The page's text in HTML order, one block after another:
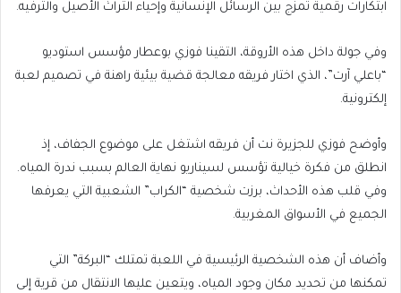
ابتكارات رقمية تمزج بين الرسائل الإنسانية وإحياء التراث الأصيل والترفيه.
وفي جولة داخل هذه الأروقة، التقينا فوزي بوعطار مؤسس استوديو
“باعلي آرت”، الذي اختار فريقه معالجة قضية بيئية راهنة في تصميم لعبة
إلكترونية.
وأوضح فوزي للجزيرة نت أن فريقه اشتغل على موضوع الجفاف، إذ
انطلق من فكرة خيالية تؤسس لسيناريو نهاية العالم بسبب ندرة المياه.
وفي قلب هذه الأحداث، برزت شخصية “الكراب” الشعبية التي يعرفها
الجميع في الأسواق المغربية.
وأضاف أن هذه الشخصية الرئيسية في اللعبة تمتلك “البركة” التي
تمكنها من تحديد مكان وجود المياه، ويتعين عليها الانتقال من قرية إلى